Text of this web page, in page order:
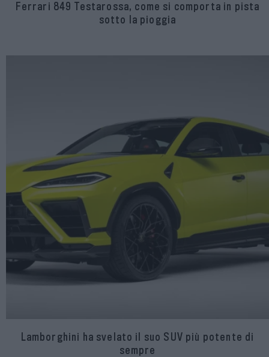
Ferrari 849 Testarossa, come si comporta in pista
sotto la pioggia
Lamborghini ha svelato il suo SUV più potente di
sempre